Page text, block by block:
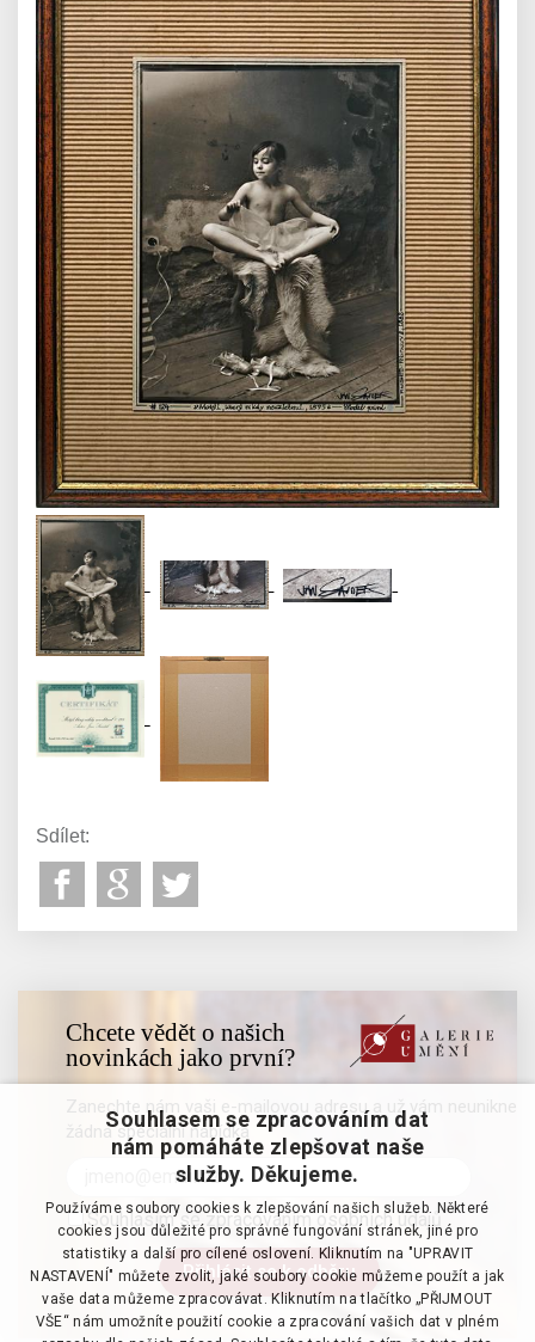
Sdílet:
Chcete vědět o našich
novinkách jako první?
Zanechte nám vaši e-mailovou adresu a už vám neunikne
žádná speciální nabídka
Souhlasím se zpracováním osobních údajů
Souhlasem se zpracováním dat
nám pomáháte zlepšovat naše
služby. Děkujeme.
Používáme soubory cookies k zlepšování našich služeb. Některé
cookies jsou důležité pro správné fungování stránek, jiné pro
statistiky a další pro cílené oslovení. Kliknutím na "UPRAVIT
NASTAVENÍ" můžete zvolit, jaké soubory cookie můžeme použít a jak
vaše data můžeme zpracovávat. Kliknutím na tlačítko „PŘIJMOUT
VŠE“ nám umožníte použití cookie a zpracování vašich dat v plném